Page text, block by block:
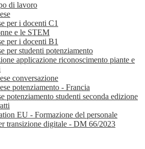
di lavoro
per i docenti C1
e le STEM
per i docenti B1
per studenti potenziamento
applicazione riconoscimento piante e
conversazione
potenziamento - Francia
potenziamento studenti seconda edizione
EU - Formazione del personale
transizione digitale - DM 66/2023